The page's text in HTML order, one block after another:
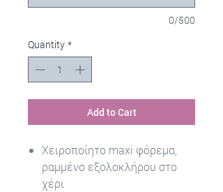
0/500
Quantity *
Add to Cart
Χειροποίητο maxi φόρεμα,
ραμμένο εξολοκλήρου στο
χέρι